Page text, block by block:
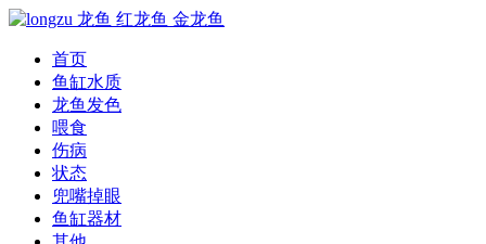
首页
鱼缸水质
龙鱼发色
喂食
伤病
状态
兜嘴掉眼
鱼缸器材